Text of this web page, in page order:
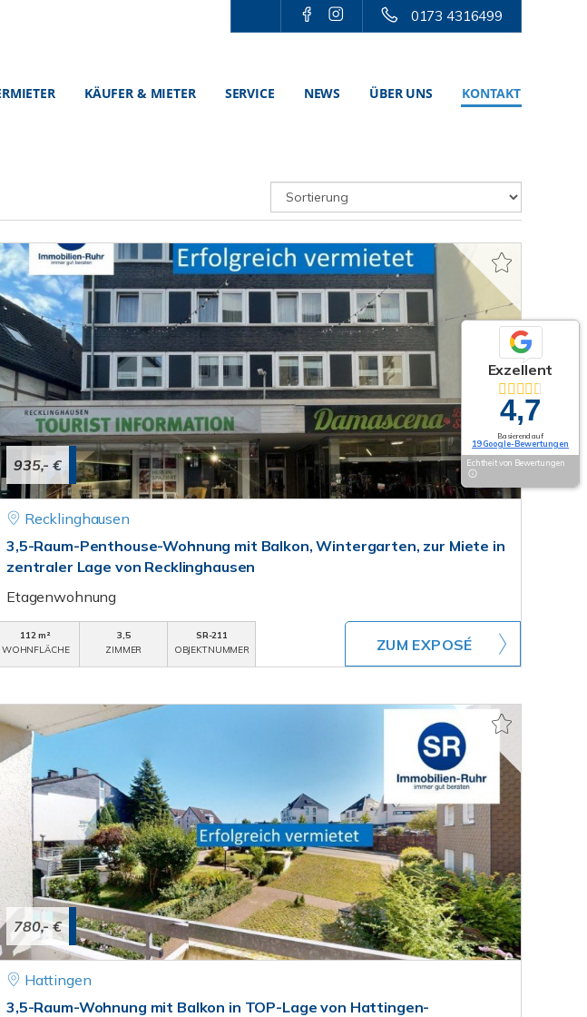
0173 4316499
KÄUFER & MIETER SERVICE NEWS ÜBER UNS KONTAKT
935,- €
Recklinghausen
3,5-Raum-Penthouse-Wohnung mit Balkon, Wintergarten, zur Miete in
zentraler Lage von Recklinghausen
Etagenwohnung
112 m²
WOHNFLÄCHE
3,5
ZIMMER
SR-211
OBJEKTNUMMER
ZUM EXPOSÉ
780,- €
Hattingen
3,5-Raum-Wohnung mit Balkon in TOP-Lage von Hattingen-
Exzellent
4,7
Basierend auf
19 Google-Bewertungen
Echtheit von Bewertungen